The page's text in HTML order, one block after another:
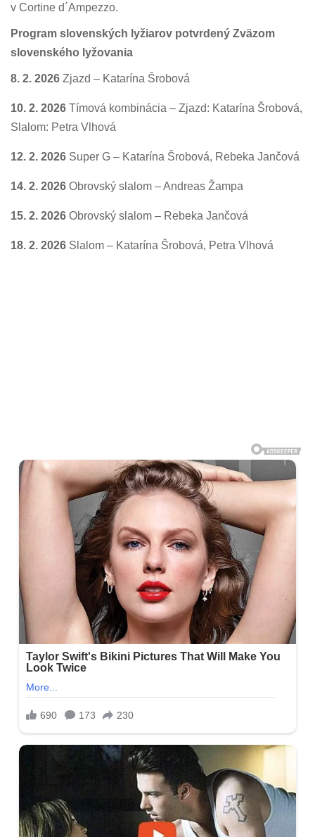
v Cortine d´Ampezzo.
Program slovenských lyžiarov potvrdený Zväzom
slovenského lyžovania
8. 2. 2026 Zjazd – Katarína Šrobová
10. 2. 2026 Tímová kombinácia – Zjazd: Katarína Šrobová,
Slalom: Petra Vlhová
12. 2. 2026 Super G – Katarína Šrobová, Rebeka Jančová
14. 2. 2026 Obrovský slalom – Andreas Žampa
15. 2. 2026 Obrovský slalom – Rebeka Jančová
18. 2. 2026 Slalom – Katarína Šrobová, Petra Vlhová